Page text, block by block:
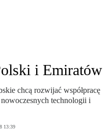
i Emiratów
chcą rozwijać współpracę
technologii i
13:39